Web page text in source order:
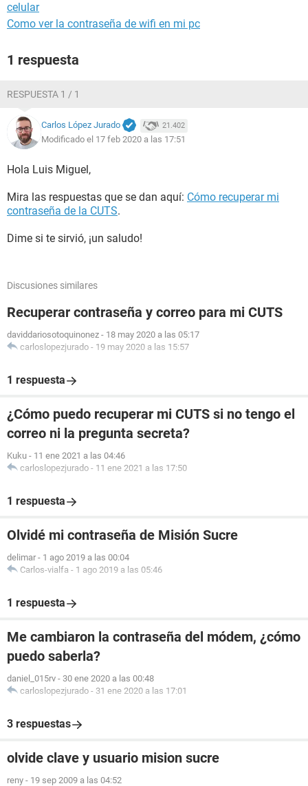
celular
Como ver la contraseña de wifi en mi pc
1 respuesta
RESPUESTA 1 / 1
Carlos López Jurado 21.402
Modificado el 17 feb 2020 a las 17:51
Hola Luis Miguel,
Mira las respuestas que se dan aquí: Cómo recuperar mi
contraseña de la CUTS.
Dime si te sirvió, ¡un saludo!
Discusiones similares
Recuperar contraseña y correo para mi CUTS
daviddariosotoquinonez - 18 may 2020 a las 05:17
carloslopezjurado - 19 may 2020 a las 15:57
1 respuesta
¿Cómo puedo recuperar mi CUTS si no tengo el
correo ni la pregunta secreta?
Kuku - 11 ene 2021 a las 04:46
carloslopezjurado - 11 ene 2021 a las 17:50
1 respuesta
Olvidé mi contraseña de Misión Sucre
delimar - 1 ago 2019 a las 00:04
Carlos-vialfa - 1 ago 2019 a las 05:46
1 respuesta
Me cambiaron la contraseña del módem, ¿cómo
puedo saberla?
daniel_015rv - 30 ene 2020 a las 00:48
carloslopezjurado - 31 ene 2020 a las 17:01
3 respuestas
olvide clave y usuario mision sucre
reny - 19 sep 2009 a las 04:52